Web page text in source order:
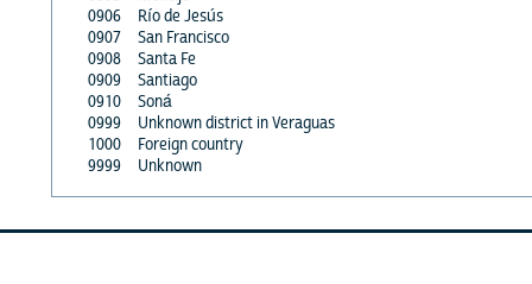
0906
Río de Jesús
0907
San Francisco
0908
Santa Fe
0909
Santiago
0910
Soná
0999
Unknown district in Veraguas
1000
Foreign country
9999
Unknown